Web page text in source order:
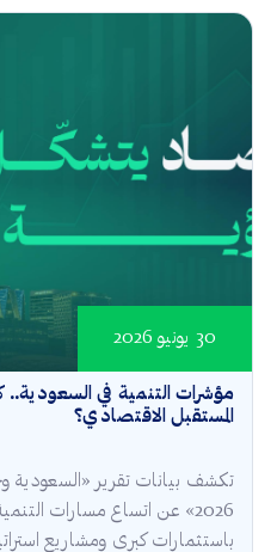
مؤشرات التنمية في
المستقبل الاقتصادي؟
30 يونيو 2026
تكشف بيانات تقرير «السعودية
2026» عن اتساع مسارات
باستثمارات كبرى ومشاريع